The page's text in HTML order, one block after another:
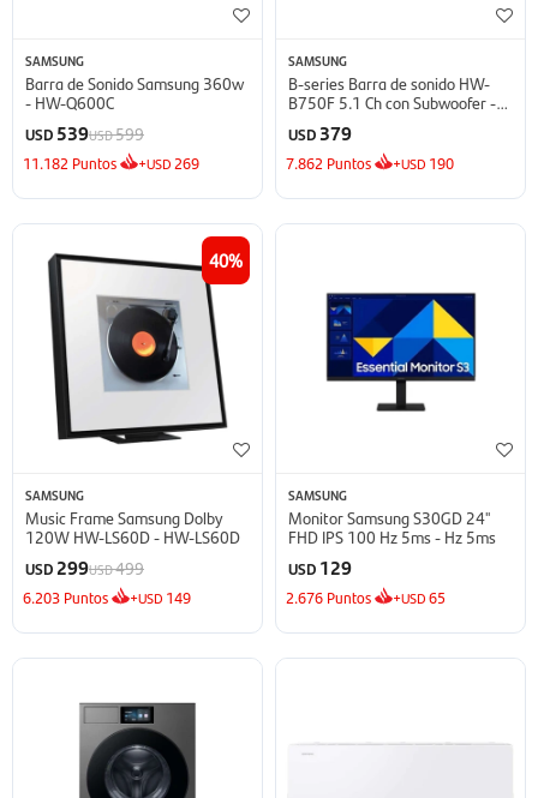
SAMSUNG
Barra de Sonido Samsung 360w
- HW-Q600C
USD 539USD599
11.182 Puntos +USD 269
SAMSUNG
B-series Barra de sonido HW-
B750F 5.1 Ch con Subwoofer -
USD 379
7.862 Puntos +USD 190
40
SAMSUNG
Music Frame Samsung Dolby
120W HW-LS60D - HW-LS60D
USD 299USD499
6.203 Puntos +USD 149
SAMSUNG
Monitor Samsung S30GD 24''
FHD IPS 100 Hz 5ms - Hz 5ms
USD 129
2.676 Puntos +USD65